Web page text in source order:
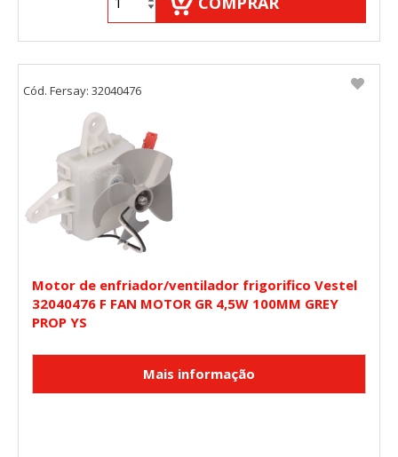
Motor de enfriador/ventilador frigorifico Vestel
32040476 F FAN MOTOR GR 4,5W 100MM GREY
PROP YS
Cód. Fersay: 32040476